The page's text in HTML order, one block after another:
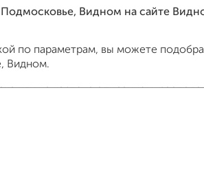
Подмосковье, Видном на сайте
по параметрам, вы можете
Видном.
или на карте, с описанием,